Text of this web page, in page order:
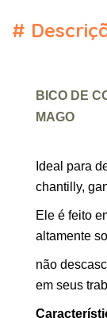
#
BICO DE
MAGO
Ideal para
chantilly,
Ele é feito
altamente
não
em seus